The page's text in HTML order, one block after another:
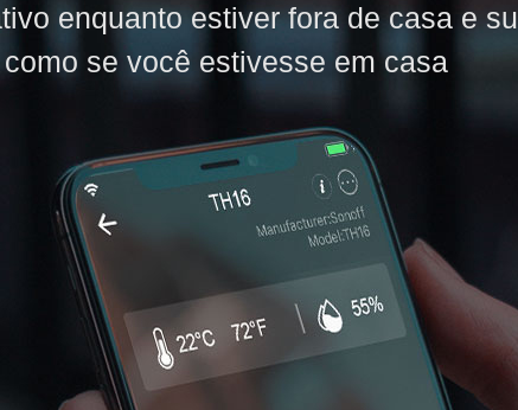
enquanto estiver fora de casa e
se você estivesse em casa